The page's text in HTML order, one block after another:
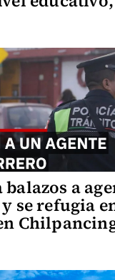
balazos a
se refugia